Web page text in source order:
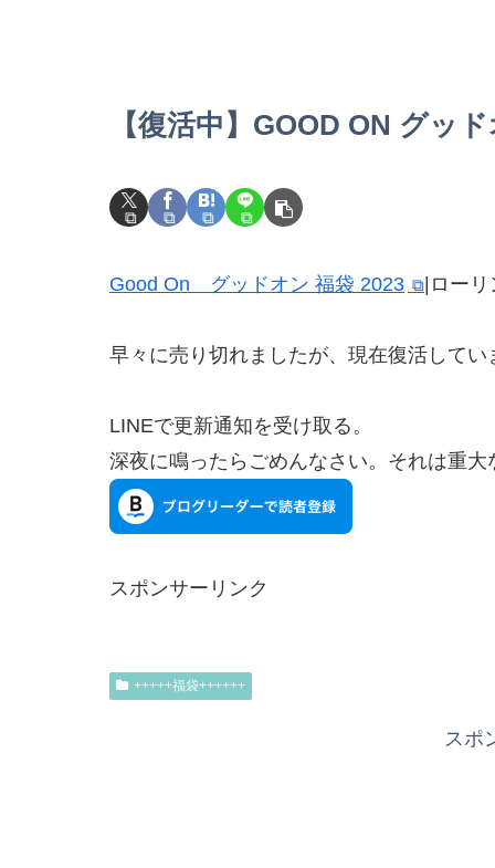
【復活中】GOOD ON グッ
Good On グッドオン 福袋 2023 |ローリ
早々に売り切れましたが、現在復活してい
LINEで更新通知を受け取る。
深夜に鳴ったらごめんなさい。それは重
スポンサーリンク
+++++福袋++++++
スポ